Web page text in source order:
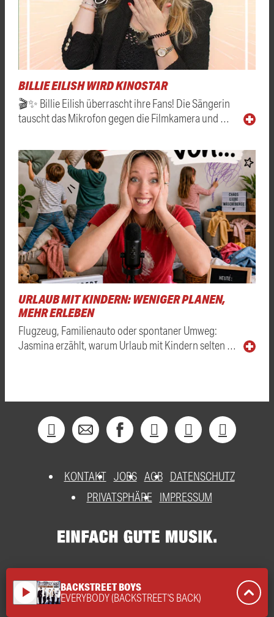
BILLIE EILISH WIRD KINOSTAR
🎬✨ Billie Eilish überrascht ihre Fans! Die Sängerin
tauscht das Mikrofon gegen die Filmkamera und …
URLAUB MIT KINDERN: WENIGER PLANEN,
MEHR ERLEBEN
Flugzeug, Familienauto oder spontaner Umweg:
Jasmina erzählt, warum Urlaub mit Kindern selten …
KONTAKT JOBS AGB DATENSCHUTZ
PRIVATSPHÄRE
IMPRESSUM
play_arrow BACKSTREET BOYS
EVERYBODY (BACKSTREET'S BACK)